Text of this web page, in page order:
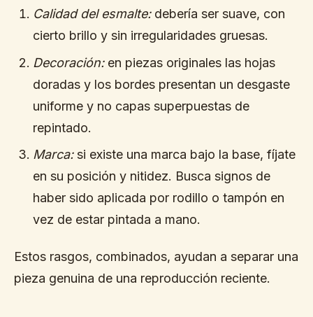
Calidad del esmalte:debería ser suave, con
cierto brillo y sin irregularidades gruesas.
Decoración:en piezas originales las hojas
doradas y los bordes presentan un desgaste
uniforme y no capas superpuestas de
repintado.
Marca:si existe una marca bajo la base, fíjate
en su posición y nitidez. Busca signos de
haber sido aplicada por rodillo o tampón en
vez de estar pintada a mano.
Estos rasgos, combinados, ayudan a separar una
pieza genuina de una reproducción reciente.